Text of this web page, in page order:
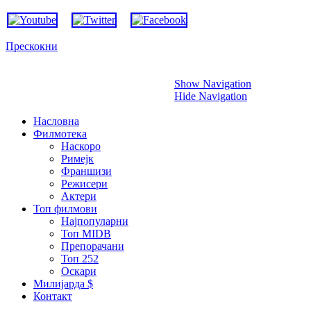
Прескокни
Show Navigation
Hide Navigation
Насловна
Филмотека
Наскоро
Римејк
Франшизи
Режисери
Актери
Топ филмови
Најпопуларни
Топ MIDB
Препорачани
Топ 252
Оскари
Милијарда $
Контакт